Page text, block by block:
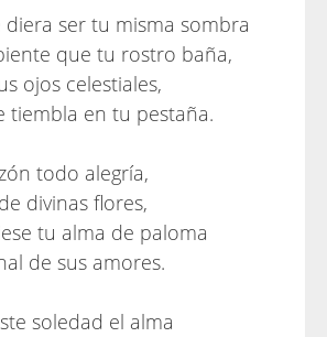
ser tu misma sombra
que tu rostro baña,
ojos celestiales,
tiembla en tu pestaña.
todo alegría,
divinas flores,
tu alma de paloma
de sus amores.
soledad el alma